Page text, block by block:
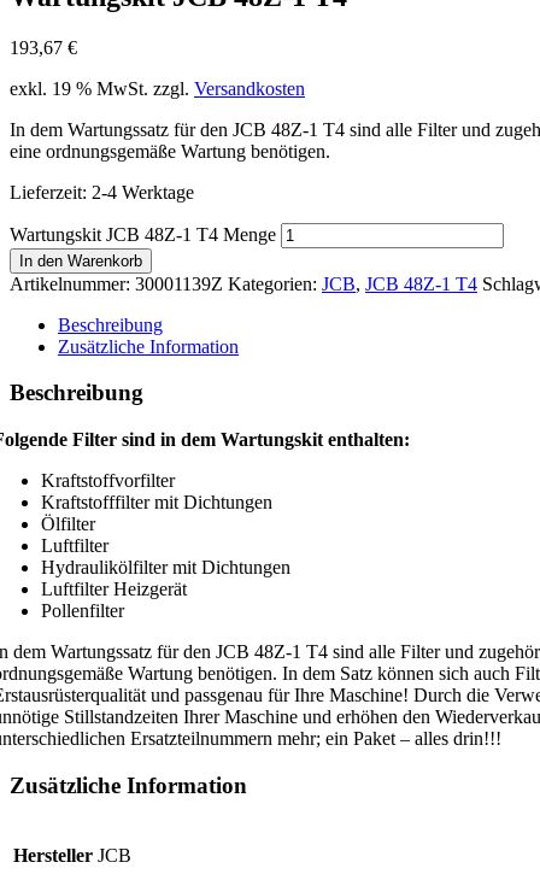
193,67 €
exkl. 19 % MwSt. zzgl. Versandkosten
In dem Wartungssatz für den JCB 48Z-1 T4 sind alle Filter und
eine ordnungsgemäße Wartung benötigen.
Lieferzeit: 2-4 Werktage
Wartungskit JCB 48Z-1 T4 Menge
In den Warenkorb
Artikelnummer: 30001139Z Kategorien: JCB, JCB 48Z-1 T4
Beschreibung
Zusätzliche Information
Beschreibung
Filter sind in dem Wartungskit enthalten:
Kraftstoffvorfilter
Kraftstofffilter mit Dichtungen
Ölfilter
Luftfilter
Hydraulikölfilter mit Dichtungen
Luftfilter Heizgerät
Pollenfilter
dem Wartungssatz für den JCB 48Z-1 T4 sind alle Filter und
Wartung benötigen. In dem Satz können sich auch
und passgenau für Ihre Maschine! Durch die
Stillstandzeiten Ihrer Maschine und erhöhen den
Ersatzteilnummern mehr; ein Paket – alles drin!!!
Zusätzliche Information
Hersteller JCB